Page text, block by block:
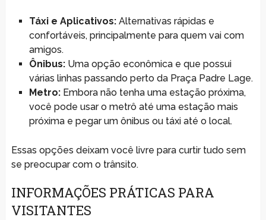
Táxi e Aplicativos:Alternativas rápidas e
confortáveis, principalmente para quem vai com
amigos.
Ônibus:Uma opção econômica e que possui
várias linhas passando perto da Praça Padre Lage.
Metro:Embora não tenha uma estação próxima,
você pode usar o metrô até uma estação mais
próxima e pegar um ônibus ou táxi até o local.
Essas opções deixam você livre para curtir tudo sem
se preocupar com o trânsito.
INFORMAÇÕES PRÁTICAS PARA
VISITANTES